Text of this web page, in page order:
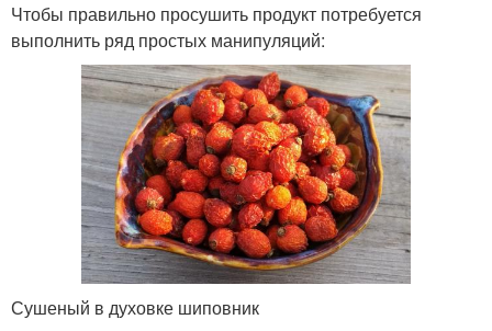
Чтобы правильно просушить продукт потребуется
выполнить ряд простых манипуляций:
Сушеный в духовке шиповник